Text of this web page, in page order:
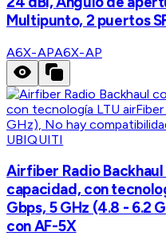
Multipunto, 2 puertos
A6X-APA6X-AP
UBIQUITI
Airfiber Radio
capacidad, con
Gbps, 5 GHz (4.8 - 6.2
con AF-5X